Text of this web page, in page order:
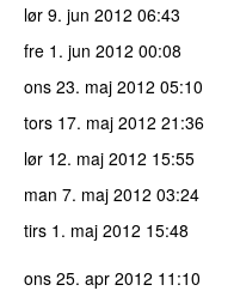
lør 9. jun 2012 06:43
fre 1. jun 2012 00:08
ons 23. maj 2012 05:10
tors 17. maj 2012 21:36
lør 12. maj 2012 15:55
man 7. maj 2012 03:24
tirs 1. maj 2012 15:48
ons 25. apr 2012 11:10